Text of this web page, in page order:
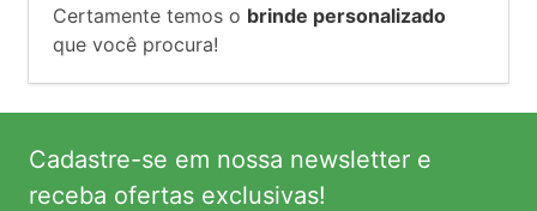
Certamente temos o brinde personalizado
que você procura!
Cadastre-se em nossa newsletter e
receba ofertas exclusivas!